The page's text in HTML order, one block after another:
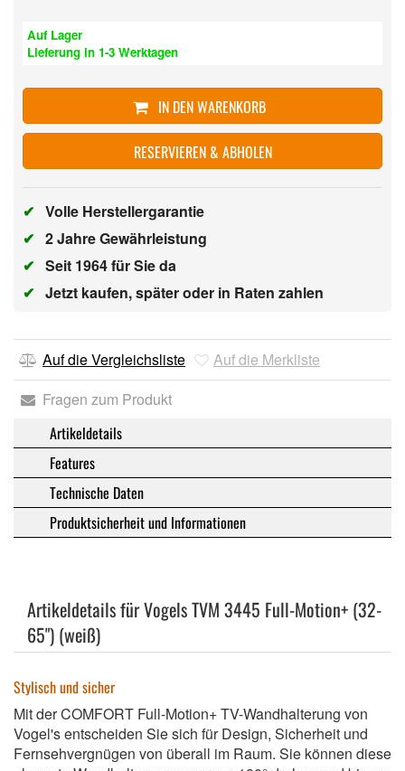
Auf Lager
Lieferung in 1-3 Werktagen
IN DEN WARENKORB
RESERVIEREN & ABHOLEN
✔ Volle Herstellergarantie
✔ 2 Jahre Gewährleistung
✔ Seit 1964 für Sie da
✔ Jetzt kaufen, später oder in Raten zahlen
Auf die Vergleichsliste
Auf die Merkliste
Fragen zum Produkt
Artikeldetails
Features
Technische Daten
Produktsicherheit und Informationen
Artikeldetails für Vogels TVM 3445 Full-Motion+ (32-
65") (weiß)
Stylisch und sicher
Mit der COMFORT Full-Motion+ TV-Wandhalterung von
Vogel's entscheiden Sie sich für Design, Sicherheit und
Fernsehvergnügen von überall im Raum. Sie können diese